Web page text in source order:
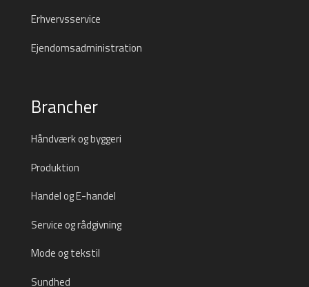
Erhvervsservice
Ejendomsadministration
Brancher
Håndværk og byggeri
Produktion
Handel og E-handel
Service og rådgivning
Mode og tekstil
Sundhed